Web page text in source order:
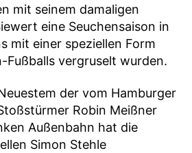
mit seinem damaligen
eine Seuchensaison in
mit einer speziellen Form
Fußballs vergruselt wurden.
der vom Hamburger
Robin Meißner
Außenbahn hat die
Simon Stehle